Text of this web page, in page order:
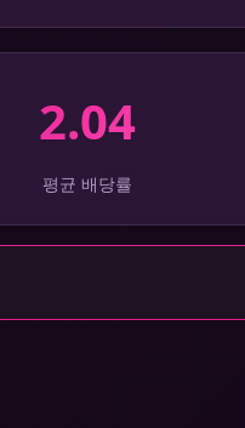
2.04
평균 배당률